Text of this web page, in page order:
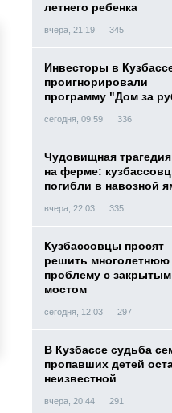
летнего ребенка
вчера, 21:19 345
Инвесторы в
проигнорировали
программу "Дом за
сегодня, 09:59 336
Чудовищная трагедия
на ферме:
погибли в навозной
вчера, 22:03 335
Кузбассовцы просят
решить многолетнюю
проблему с закрытым
мостом
сегодня, 12:03 297
В Кузбассе судьба
пропавших детей
неизвестной
вчера, 20:44 291